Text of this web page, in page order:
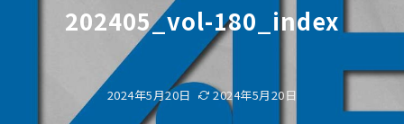
202405_vol-180_index
2024年5月20日 2024年5月20日